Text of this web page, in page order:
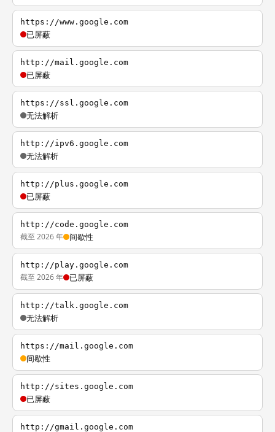
https://www.google.com
已屏蔽
http://mail.google.com
已屏蔽
https://ssl.google.com
无法解析
http://ipv6.google.com
无法解析
http://plus.google.com
已屏蔽
http://code.google.com
截至 2026 年 间歇性
http://play.google.com
截至 2026 年 已屏蔽
http://talk.google.com
无法解析
https://mail.google.com
间歇性
http://sites.google.com
已屏蔽
http://gmail.google.com